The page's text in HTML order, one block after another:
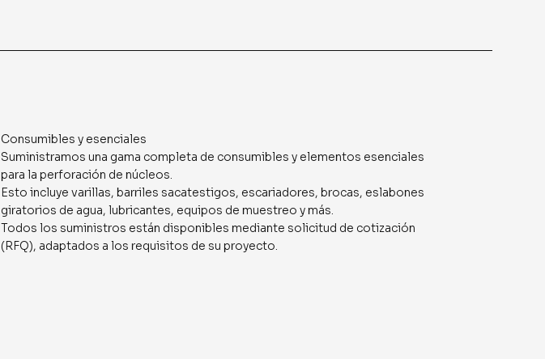
Consumibles y esenciales
Suministramos una gama completa de consumibles y elementos esenciales
para la perforación de núcleos.
Esto incluye varillas, barriles sacatestigos, escariadores, brocas, eslabones
giratorios de agua, lubricantes, equipos de muestreo y más.
Todos los suministros están disponibles mediante solicitud de cotización
(RFQ), adaptados a los requisitos de su proyecto.